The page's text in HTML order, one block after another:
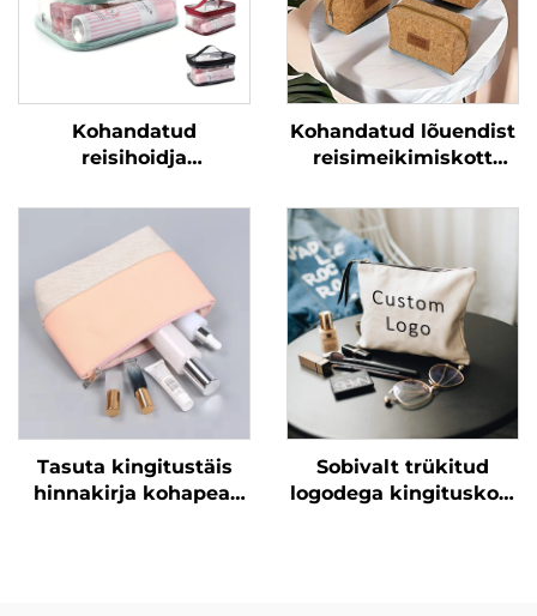
Kohandatud
reisihoidja
puhastusvahendite
jaoks PVC
kosmeetikakotid
läbipaistev ujumise
veekindel kott
Kohandatud lõuendist
reisimeikimiskott
korgialusega
kaasaegne tähtede
mustriga
kosmeetikakingituskott
Tasuta kingitustäis
hinnakirja kohapeal
Sobivalt trükitud
logodega kingituskott